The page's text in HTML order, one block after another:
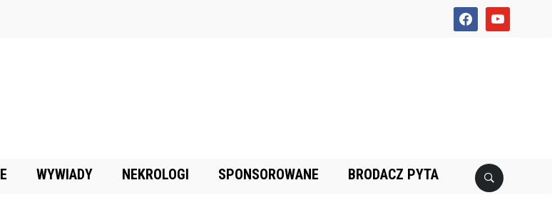
facebookyoutube
WYWIADY NEKROLOGI SPONSOROWANE BRODACZ PYTA